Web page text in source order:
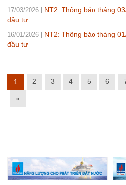
17/03/2026
NT2: Thông báo tháng
đầu tư
16/01/2026
NT2: Thông báo tháng
đầu tư
1 2 3 4 5 6
»